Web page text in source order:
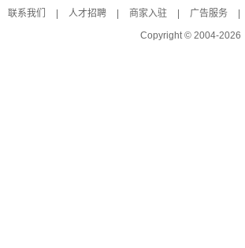
联系我们 人才招聘 商家入驻 广告服务
Copyright © 2004-2026